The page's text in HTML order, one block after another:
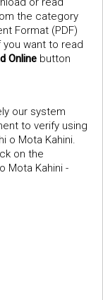
the category
Format (PDF)
you want to read
Online button
our system
to verify using
o Mota Kahini.
on the
Mota Kahini -